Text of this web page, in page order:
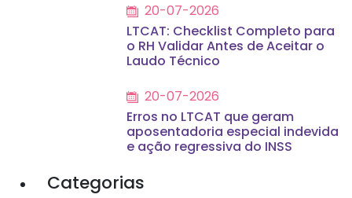
20-07-2026
LTCAT: Checklist Completo para
o RH Validar Antes de Aceitar o
Laudo Técnico
20-07-2026
Erros no LTCAT que geram
aposentadoria especial indevida
e ação regressiva do INSS
Categorias